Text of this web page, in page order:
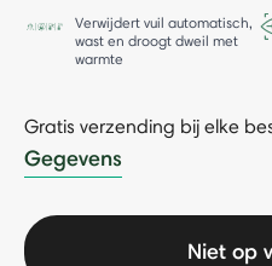
Verwijdert vuil automatisch,
wast en droogt dweil met
warmte
Gratis verzending bij elke
Gegevens
Niet op